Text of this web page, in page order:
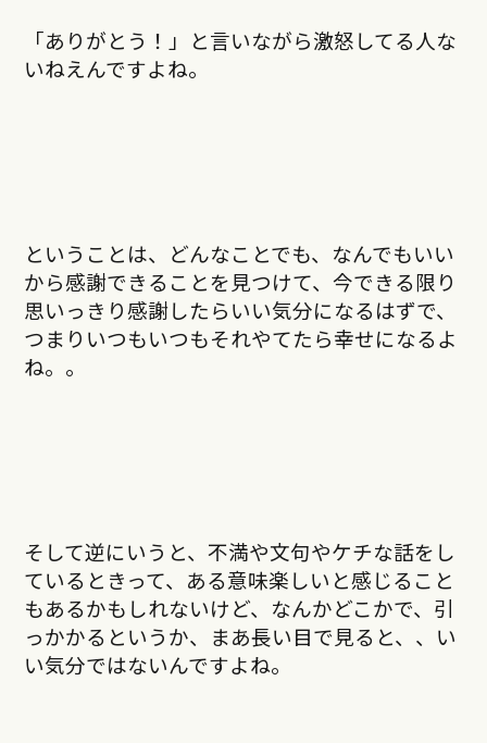
「ありがとう！」と言いながら激怒してる人な
いねえんですよね。
ということは、どんなことでも、なんでもいい
から感謝できることを見つけて、今できる限り
思いっきり感謝したらいい気分になるはずで、
つまりいつもいつもそれやてたら幸せになるよ
ね。。
そして逆にいうと、不満や文句やケチな話をし
ているときって、ある意味楽しいと感じること
もあるかもしれないけど、なんかどこかで、引
っかかるというか、まあ長い目で見ると、、い
い気分ではないんですよね。